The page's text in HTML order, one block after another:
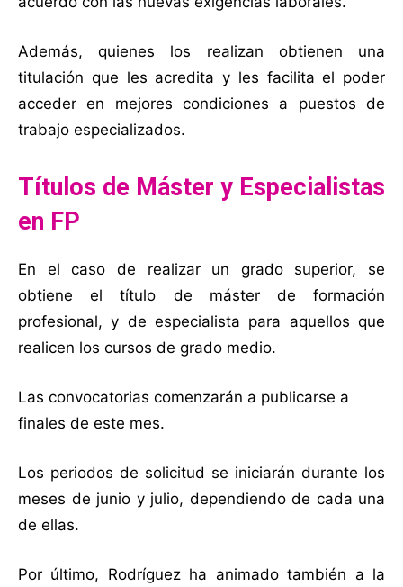
Además, quienes los realizan obtienen una
titulación que les acredita y les facilita el poder
acceder en mejores condiciones a puestos de
trabajo especializados.
Títulos de Máster y Especialistas
en FP
En el caso de realizar un grado superior, se
obtiene el título de máster de formación
profesional, y de especialista para aquellos que
realicen los cursos de grado medio.
Las convocatorias comenzarán a publicarse a
finales de este mes.
Los periodos de solicitud se iniciarán durante los
meses de junio y julio, dependiendo de cada una
de ellas.
Por último, Rodríguez ha animado también a la